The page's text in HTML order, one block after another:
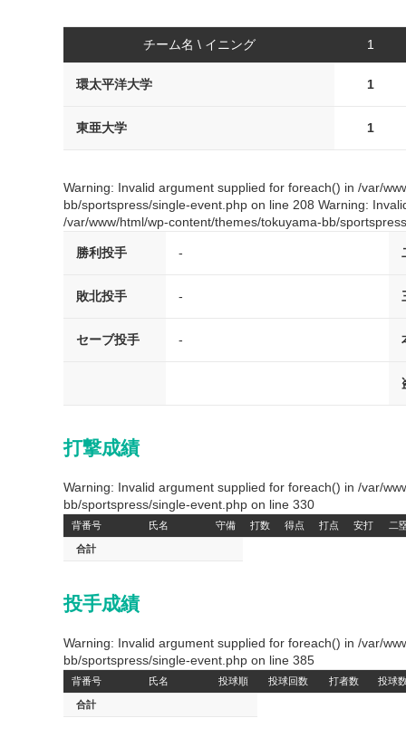
チーム名 \ イニング 1
環太平洋大学 1
東亜大学 1
Warning: Invalid argument supplied for foreach() in /var/
bb/sportspress/single-event.php on line 208 Warning:
/var/www/html/wp-content/themes/tokuyama-bb/
勝利投手 -
敗北投手 -
セーブ投手 -
打撃成績
Warning: Invalid argument supplied for foreach() in /var/
bb/sportspress/single-event.php on line 330
背番号 氏名 守備 打数 得点 打点 安打 二
合計
投手成績
Warning: Invalid argument supplied for foreach() in /var/
bb/sportspress/single-event.php on line 385
背番号 氏名 投球順 投球回数 打者数 投球
合計